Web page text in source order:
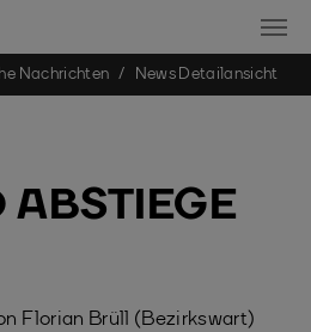
Nachrichten News Detailansicht
ABSTIEGE
Florian Brüll (Bezirkswart)